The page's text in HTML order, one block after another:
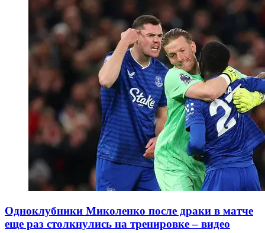
Одноклубники Миколенко после драки в матче
еще раз столкнулись на тренировке – видео